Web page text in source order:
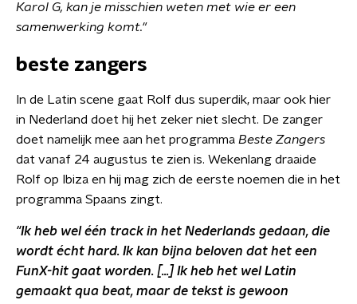
Karol G, kan je misschien weten met wie er een
samenwerking komt."
beste zangers
In de Latin scene gaat Rolf dus superdik, maar ook hier
in Nederland doet hij het zeker niet slecht. De zanger
doet namelijk mee aan het programma Beste Zangers
dat vanaf 24 augustus te zien is. Wekenlang draaide
Rolf op Ibiza en hij mag zich de eerste noemen die in het
programma Spaans zingt.
"Ik heb wel één track in het Nederlands gedaan, die
wordt écht hard. Ik kan bijna beloven dat het een
FunX-hit gaat worden. [...] Ik heb het wel Latin
gemaakt qua beat, maar de tekst is gewoon